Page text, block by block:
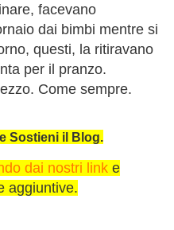
facevano
dai bimbi mentre si
questi, la ritiravano
per il pranzo.
Come sempre.
Sostieni il Blog.
dai nostri link e
aggiuntive.